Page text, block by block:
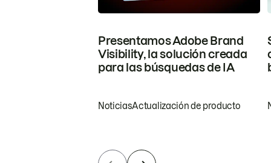
Presentamos Adobe Brand
Visibility, la solución creada
para las búsquedas de IA
NoticiasActualización de producto